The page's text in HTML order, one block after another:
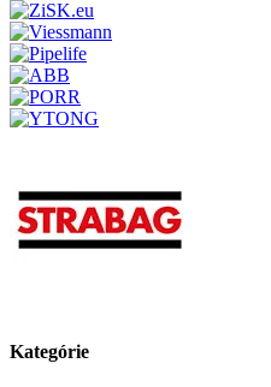
Kategórie